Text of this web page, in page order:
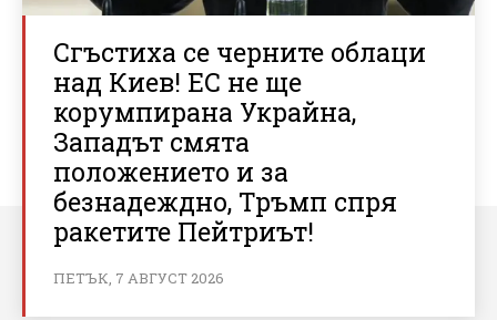
Сгъстиха се черните облаци
над Киев! ЕС не ще
корумпирана Украйна,
Западът смята
положението и за
безнадеждно, Тръмп спря
ракетите Пейтриът!
ПЕТЪК, 7 АВГУСТ 2026